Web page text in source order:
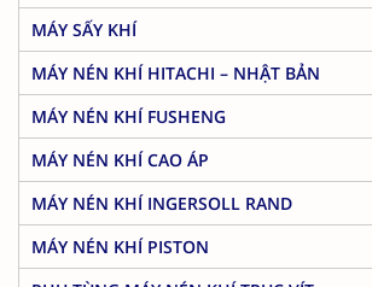
MÁY SẤY KHÍ
MÁY NÉN KHÍ HITACHI – NHẬT BẢN
MÁY NÉN KHÍ FUSHENG
MÁY NÉN KHÍ CAO ÁP
MÁY NÉN KHÍ INGERSOLL RAND
MÁY NÉN KHÍ PISTON